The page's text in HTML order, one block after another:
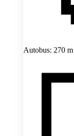
Autobus: 270 m